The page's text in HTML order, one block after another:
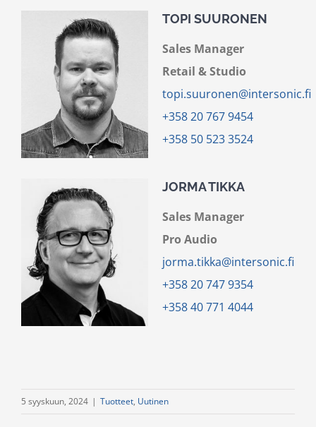
TOPI SUURONEN
Sales Manager
Retail & Studio
topi.suuronen@intersonic.fi
+358 20 767 9454
+358 50 523 3524
JORMA TIKKA
Sales Manager
Pro Audio
jorma.tikka@intersonic.fi
+358 20 747 9354
+358 40 771 4044
5 syyskuun, 2024 | Tuotteet, Uutinen